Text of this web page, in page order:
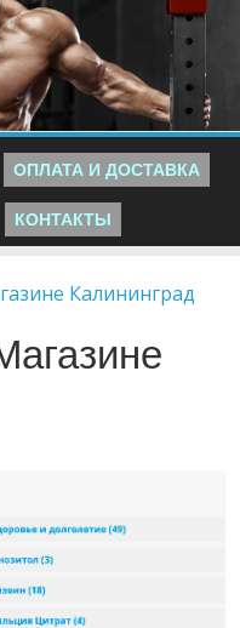
ОПЛАТА И ДОСТАВКА
КОНТАКТЫ
Калининград